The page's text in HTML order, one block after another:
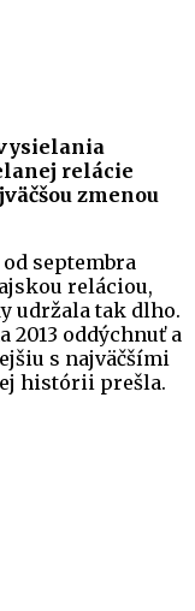
relácie
zmenou
septembra
reláciou,
udržala tak dlho.
2013 oddýchnuť a
s najväčšími
histórii prešla.